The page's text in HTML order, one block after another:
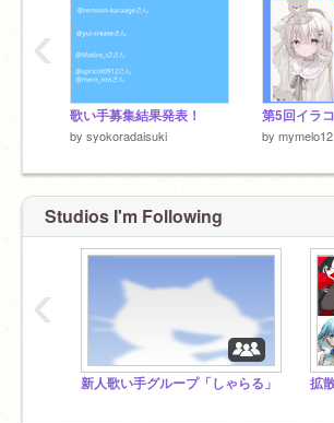
歌い手募集結果発表！
by syokoradaisuki by mymelo12
‹
Studios I'm Following
新人歌い手グループ「しゃらる」
‹